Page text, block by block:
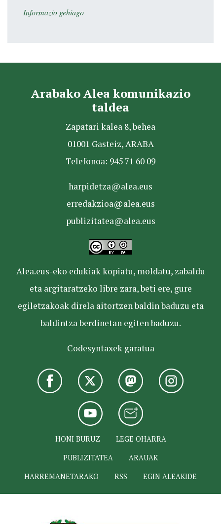
Informazio gehiago
Arabako Alea komunikazio
taldea
Zapatari kalea 8, behea
01001 Gasteiz, ARABA
Telefonoa: 945 71 60 09
harpidetza@alea.eus
erredakzioa@alea.eus
publizitatea@alea.eus
Alea.eus-eko edukiak kopiatu, moldatu, zabaldu
eta argitaratzeko libre zara, beti ere, gure
egiletzakoak direla aitortzen baldin baduzu eta
baldintza berdinetan egiten baduzu.
Codesyntaxek garatua
HONI BURUZ
LEGE OHARRA
PUBLIZITATEA
ARAUAK
HARREMANETARAKO
RSS EGIN ALEAKIDE